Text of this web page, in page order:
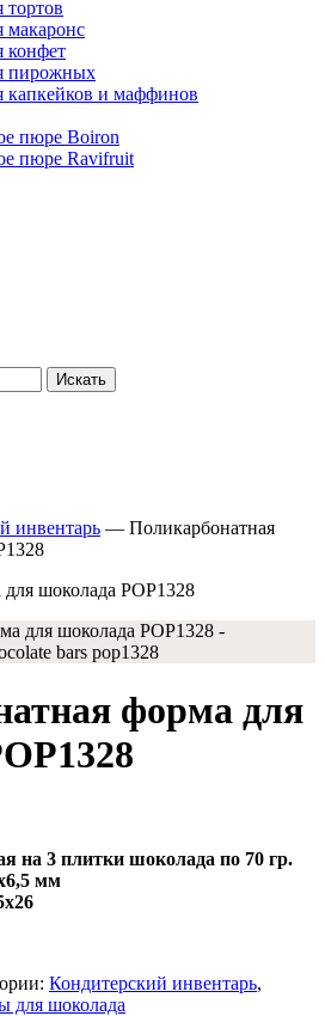
тортов
макаронс
конфет
пирожных
капкейков и маффинов
пюре Boiron
пюре Ravifruit
Искать
инвентарь — Поликарбонатная
шоколада POP1328
форма для
на 3 плитки шоколада по 70 гр.
мм
Кондитерский инвентарь,
для шоколада